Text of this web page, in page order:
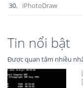
30. iPhotoDraw
Tin nổi bật
Được quan tâm nhiều